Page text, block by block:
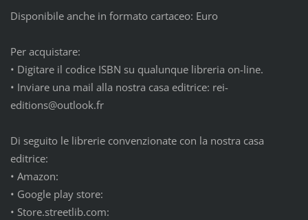
Disponibile anche in formato cartaceo: Euro
Per acquistare:
• Digitare il codice ISBN su qualunque libreria on-line.
• Inviare una mail alla nostra casa editrice: rei-
editions@outlook.fr
Di seguito le librerie convenzionate con la nostra casa
editrice:
• Amazon:
• Google play store:
• Store.streetlib.com: